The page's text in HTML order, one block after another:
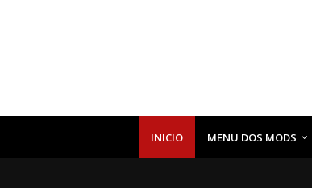
INICIO MENU DOS MODS